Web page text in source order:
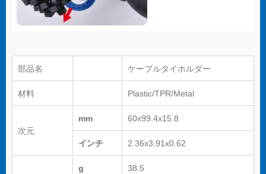
部品名 ケーブルタイホルダー
材料 Plastic/TPR/Metal
次元
mm 60x99.4x15.8
インチ 2.36x3.91x0.62
g 38.5